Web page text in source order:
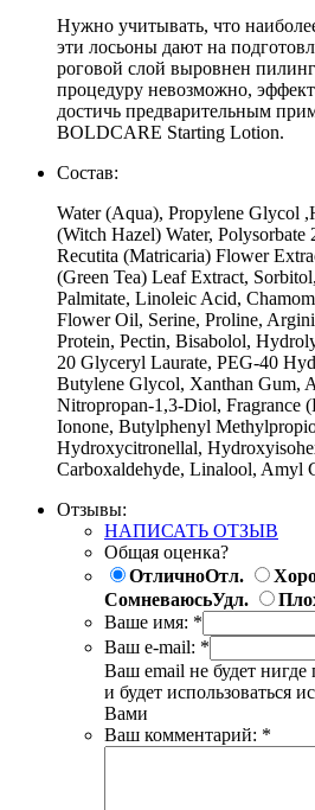
Нужно учитывать, что
эти лосьоны дают на
роговой слой выровнен
процедуру невозможно,
достичь предварительным
BOLDCARE Starting Lotion.
Состав:
Water (Aqua), Propylene Glycol
(Witch Hazel) Water,
Recutita (Matricaria) Flower
(Green Tea) Leaf Extract,
Palmitate, Linoleic Acid,
Flower Oil, Serine, Proline,
Protein, Pectin, Bisabolol,
20 Glyceryl Laurate, PEG-40
Butylene Glycol, Xanthan Gum,
Nitropropan-1,3-Diol, Fragrance
Ionone, Butylphenyl
Hydroxycitronellal,
Carboxaldehyde, Linalool, Amyl
Отзывы:
НАПИСАТЬ ОТЗЫВ
Общая оценка?
ОтличноОтл.
СомневаюсьУдл.
Ваше имя: *
Ваш e-mail: *
Ваш email не будет нигде
и будет использоваться
Вами
Ваш комментарий: *